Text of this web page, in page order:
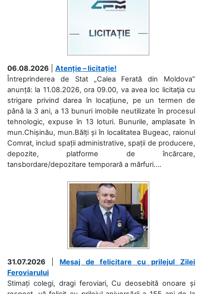
06.08.2026
Atenție – licitație!
Întreprinderea de Stat „Calea Ferată din Moldova”
anunță: la 11.08.2026, ora 09.00, va avea loc licitaţia cu
strigare privind darea în locațiune, pe un termen de
până la 3 ani, a 13 bunuri imobile neutilizate în procesul
tehnologic, expuse în 13 loturi. Bunurile, amplasate în
mun.Chișinău, mun.Bălți și în localitatea Bugeac, raionul
Comrat, includ spații administrative, spații de producere,
depozite, platforme de încărcare,
tansbordare/depozitare temporară a mărfuri....
31.07.2026
Mesaj de felicitare cu prilejul Zilei
Feroviarului
Stimați colegi, dragi feroviari, Cu deosebită onoare și